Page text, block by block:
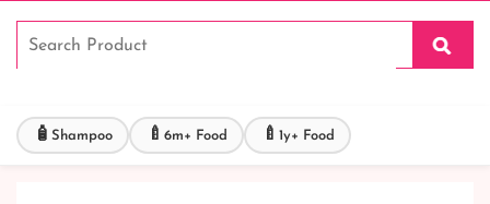
🧴 Shampoo 🍼 6m+ Food 🍼 1y+ Food